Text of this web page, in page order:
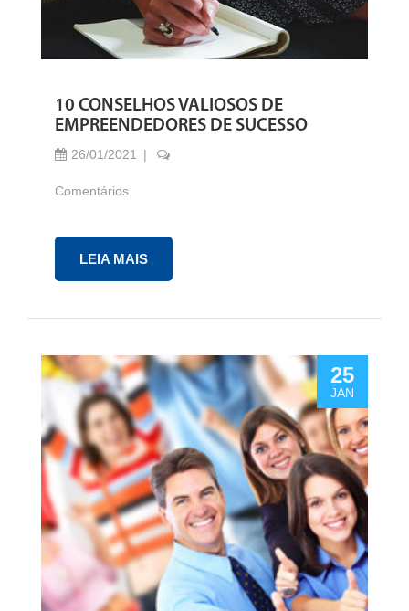
10 CONSELHOS VALIOSOS DE
EMPREENDEDORES DE SUCESSO
26/01/2021
Comentários
LEIA MAIS
25
JAN